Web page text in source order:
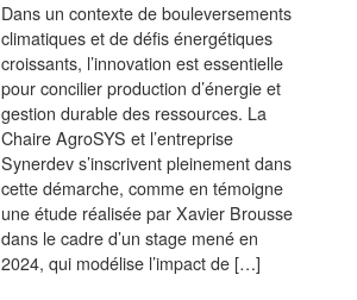
Dans un contexte de bouleversements
climatiques et de défis énergétiques
croissants, l’innovation est essentielle
pour concilier production d’énergie et
gestion durable des ressources. La
Chaire AgroSYS et l’entreprise
Synerdev s’inscrivent pleinement dans
cette démarche, comme en témoigne
une étude réalisée par Xavier Brousse
dans le cadre d’un stage mené en
2024, qui modélise l’impact de […]